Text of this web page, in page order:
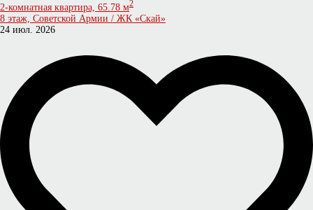
2-комнатная квартира, 65.78 м2
8 этаж, Советской Армии / ЖК «Скай»
24 июл. 2026